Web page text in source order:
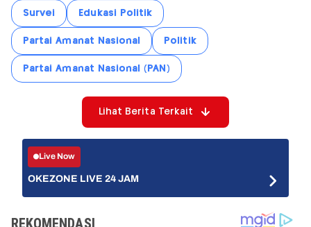
Survei Edukasi Politik
Partai Amanat Nasional Politik
Partai Amanat Nasional (PAN)
Lihat Berita Terkait
Live Now
OKEZONE LIVE 24 JAM